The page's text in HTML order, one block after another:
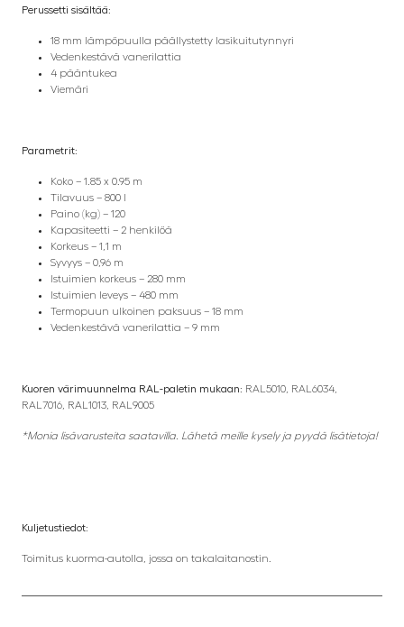
Perussetti sisältää:
18 mm lämpöpuulla päällystetty lasikuitutynnyri
Vedenkestävä vanerilattia
4 pääntukea
Viemäri
Parametrit:
Koko – 1.85 x 0.95 m
Tilavuus – 800 l
Paino (kg) – 120
Kapasiteetti – 2 henkilöä
Korkeus – 1,1 m
Syvyys – 0,96 m
Istuimien korkeus – 280 mm
Istuimien leveys – 480 mm
Termopuun ulkoinen paksuus – 18 mm
Vedenkestävä vanerilattia – 9 mm
Kuoren värimuunnelma RAL-paletin mukaan: RAL5010, RAL6034,
RAL7016, RAL1013, RAL9005
*Monia lisävarusteita saatavilla. Lähetä meille kysely ja pyydä lisätietoja!
Kuljetustiedot:
Toimitus kuorma-autolla, jossa on takalaitanostin.